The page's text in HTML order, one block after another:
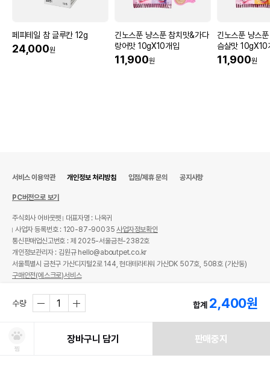
페피테일 참 글루칸 12g
24,000원
긴노스푼 냥스푼 참치맛&가다
랑어맛 10gX10개입
11,900원
긴노스푼 냥스
슴살맛 10gX10
11,900원
수량 합계 2,400원
찜
장바구니 담기 판매중지
서비스 이용약관 개인정보 처리방침 입점/제휴 문의 공지사항
PC버전으로 보기
주식회사 어바웃펫
대표자명 : 나옥귀
사업자 등록번호 : 120-87-90035사업자정보확인
통신판매업신고번호 : 제 2025-서울금천-2382호
개인정보관리자 : 김원규 hello@aboutpet.co.kr
서울특별시 금천구 가산디지털2로 144, 현대테라타워 가산DK 507호, 508호 (가산동)
구매안전(에스크로)서비스